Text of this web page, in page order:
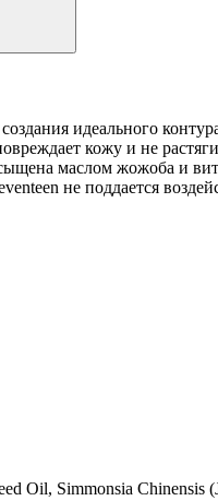
идеального
кожу и не
маслом жожоба и
не поддается
Oil, Simmonsia